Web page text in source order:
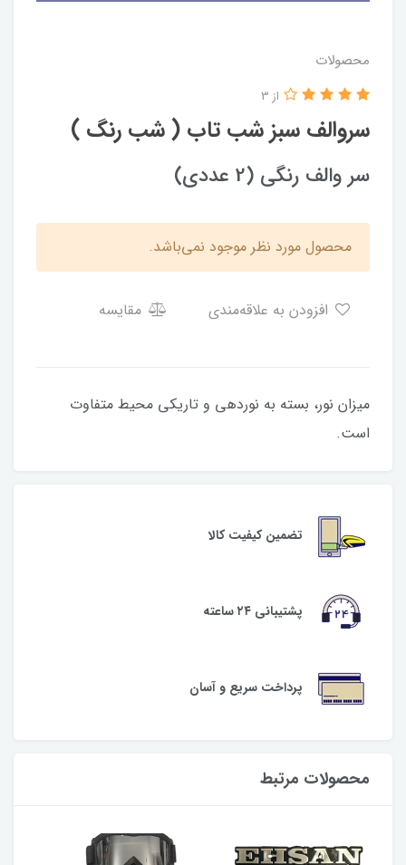
محصولات
سروالف سبز شب تاب ( شب رنگ )
از 3
سر والف رنگی (2 عددی)
محصول مورد نظر موجود نمی‌باشد.
مقایسه
میزان نور، بسته به نوردهی و تاریکی محیط متفاوت
است.
تضمین کیفیت کالا
پشتیبانی ۲۴ ساعته
پرداخت سریع و آسان
محصولات مرتبط